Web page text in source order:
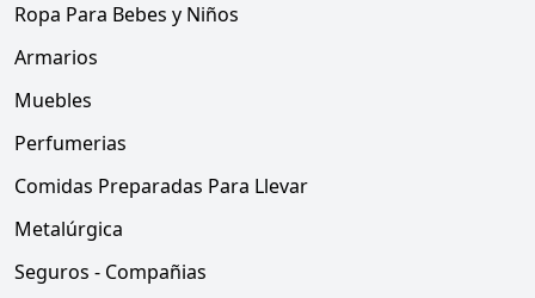
Ropa Para Bebes y Niños
Armarios
Muebles
Perfumerias
Comidas Preparadas Para Llevar
Metalúrgica
Seguros - Compañias